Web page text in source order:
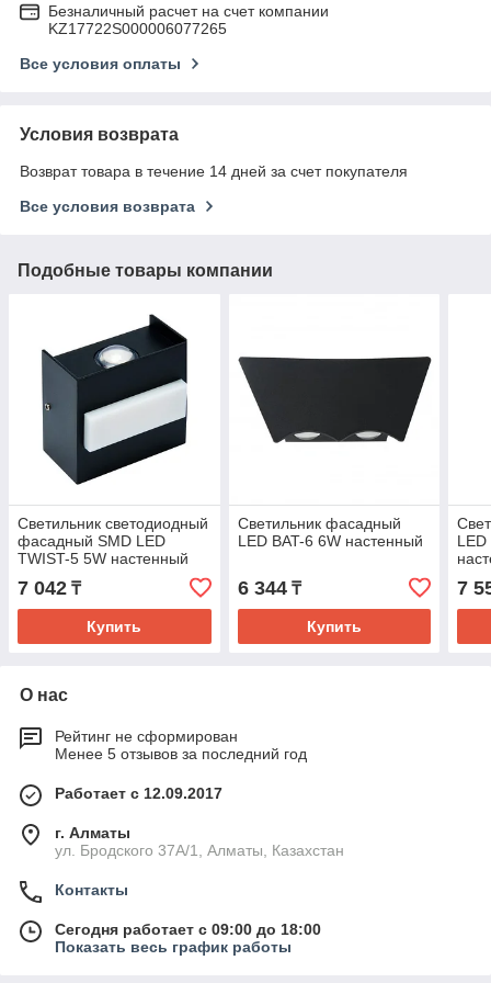
Безналичный расчет на счет компании
KZ17722S000006077265
Все условия оплаты
Условия возврата
Возврат товара в течение 14 дней за счет покупателя
Все условия возврата
Подобные товары компании
Светильник светодиодный
фасадный SMD LED
TWIST-5 5W настенный
7 042 ₸
Купить
Светильник фасадный
LED BAT-6 6W настенный
6 344₸
Купить
LED
7
О нас
Рейтинг не сформирован
Менее 5 отзывов за последний год
Работает с 12.09.2017
г. Алматы
ул. Бродского 37А/1, Алматы, Казахстан
Контакты
Сегодня работает с 09:00 до 18:00
Показать весь график работы